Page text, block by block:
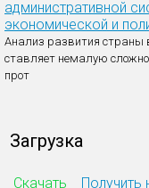
административной
экономической и
Анализ развития страны
ставляет немалую
прот
Загрузка
Скачать Получить